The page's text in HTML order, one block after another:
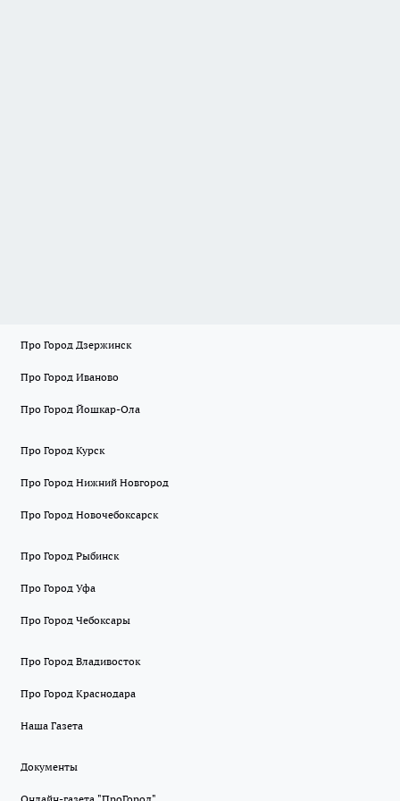
Про Город Дзержинск
Про Город Иваново
Про Город Йошкар-Ола
Про Город Курск
Про Город Нижний Новгород
Про Город Новочебоксарск
Про Город Рыбинск
Про Город Уфа
Про Город Чебоксары
Про Город Владивосток
Про Город Краснодара
Наша Газета
Документы